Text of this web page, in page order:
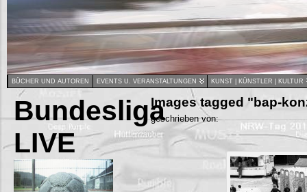
BÜCHER UND AUTOREN EVENTS U. VERANSTALTUNGEN KUNST | KÜNSTLER | KULTUR
Bundesliga
LIVE
Images tagged "bap-
geschrieben von: